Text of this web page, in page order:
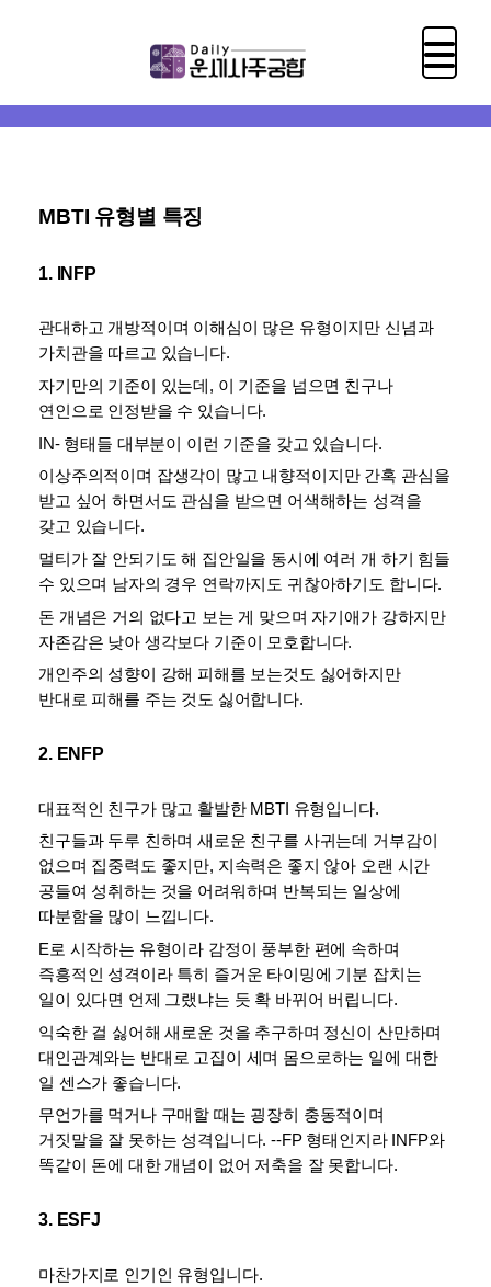
MBTI 유형별 특징
1. INFP
관대하고 개방적이며 이해심이 많은 유형이지만 신념과
가치관을 따르고 있습니다.
자기만의 기준이 있는데, 이 기준을 넘으면 친구나
연인으로 인정받을 수 있습니다.
IN- 형태들 대부분이 이런 기준을 갖고 있습니다.
이상주의적이며 잡생각이 많고 내향적이지만 간혹 관심을
받고 싶어 하면서도 관심을 받으면 어색해하는 성격을
갖고 있습니다.
멀티가 잘 안되기도 해 집안일을 동시에 여러 개 하기 힘들
수 있으며 남자의 경우 연락까지도 귀찮아하기도 합니다.
돈 개념은 거의 없다고 보는 게 맞으며 자기애가 강하지만
자존감은 낮아 생각보다 기준이 모호합니다.
개인주의 성향이 강해 피해를 보는것도 싫어하지만
반대로 피해를 주는 것도 싫어합니다.
2. ENFP
대표적인 친구가 많고 활발한 MBTI 유형입니다.
친구들과 두루 친하며 새로운 친구를 사귀는데 거부감이
없으며 집중력도 좋지만, 지속력은 좋지 않아 오랜 시간
공들여 성취하는 것을 어려워하며 반복되는 일상에
따분함을 많이 느낍니다.
E로 시작하는 유형이라 감정이 풍부한 편에 속하며
즉흥적인 성격이라 특히 즐거운 타이밍에 기분 잡치는
일이 있다면 언제 그랬냐는 듯 확 바뀌어 버립니다.
익숙한 걸 싫어해 새로운 것을 추구하며 정신이 산만하며
대인관계와는 반대로 고집이 세며 몸으로하는 일에 대한
일 센스가 좋습니다.
무언가를 먹거나 구매할 때는 굉장히 충동적이며
거짓말을 잘 못하는 성격입니다. --FP 형태인지라 INFP와
똑같이 돈에 대한 개념이 없어 저축을 잘 못합니다.
3. ESFJ
마찬가지로 인기인 유형입니다.